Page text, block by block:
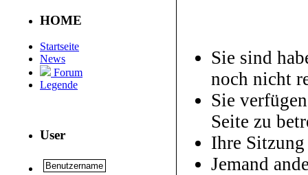
HOME
Startseite
News
Forum
Legende
User
Sie sind
noch nicht
Sie
Seite zu
Ihre
Jemand